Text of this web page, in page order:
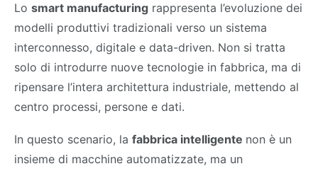
Lo smart manufacturing rappresenta l’evoluzione dei
modelli produttivi tradizionali verso un sistema
interconnesso, digitale e data-driven. Non si tratta
solo di introdurre nuove tecnologie in fabbrica, ma di
ripensare l’intera architettura industriale, mettendo al
centro processi, persone e dati.
In questo scenario, la fabbrica intelligente non è un
insieme di macchine automatizzate, ma un